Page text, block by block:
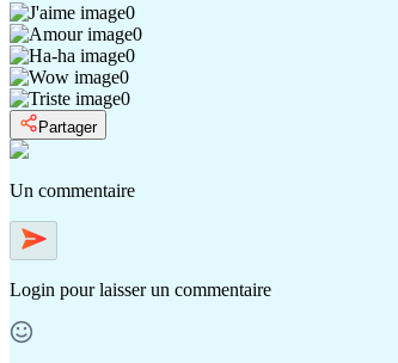
0
0
0
0
0
Partager
Un commentaire
Login pour laisser un commentaire